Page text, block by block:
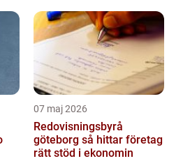
07 maj 2026
Redovisningsbyrå
göteborg så hittar företag
rätt stöd i ekonomin